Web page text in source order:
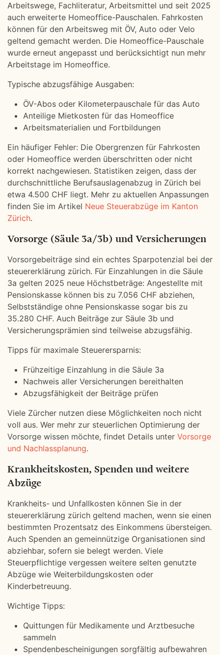
Arbeitswege, Fachliteratur, Arbeitsmittel und seit 2025
auch erweiterte Homeoffice-Pauschalen. Fahrkosten
können für den Arbeitsweg mit ÖV, Auto oder Velo
geltend gemacht werden. Die Homeoffice-Pauschale
wurde erneut angepasst und berücksichtigt nun mehr
Arbeitstage im Homeoffice.
Typische abzugsfähige Ausgaben:
ÖV-Abos oder Kilometerpauschale für das Auto
Anteilige Mietkosten für das Homeoffice
Arbeitsmaterialien und Fortbildungen
Ein häufiger Fehler: Die Obergrenzen für Fahrkosten
oder Homeoffice werden überschritten oder nicht
korrekt nachgewiesen. Statistiken zeigen, dass der
durchschnittliche Berufsauslagenabzug in Zürich bei
etwa 4.500 CHF liegt. Mehr zu aktuellen Anpassungen
finden Sie im Artikel Neue Steuerabzüge im Kanton
Zürich.
Vorsorge (Säule 3a/3b) und Versicherungen
Vorsorgebeiträge sind ein echtes Sparpotenzial bei der
steuererklärung zürich. Für Einzahlungen in die Säule
3a gelten 2025 neue Höchstbeträge: Angestellte mit
Pensionskasse können bis zu 7.056 CHF abziehen,
Selbstständige ohne Pensionskasse sogar bis zu
35.280 CHF. Auch Beiträge zur Säule 3b und
Versicherungsprämien sind teilweise abzugsfähig.
Tipps für maximale Steuerersparnis:
Frühzeitige Einzahlung in die Säule 3a
Nachweis aller Versicherungen bereithalten
Abzugsfähigkeit der Beiträge prüfen
Viele Zürcher nutzen diese Möglichkeiten noch nicht
voll aus. Wer mehr zur steuerlichen Optimierung der
Vorsorge wissen möchte, findet Details unter Vorsorge
und Nachlassplanung.
Krankheitskosten, Spenden und weitere
Abzüge
Krankheits- und Unfallkosten können Sie in der
steuererklärung zürich geltend machen, wenn sie einen
bestimmten Prozentsatz des Einkommens übersteigen.
Auch Spenden an gemeinnützige Organisationen sind
abziehbar, sofern sie belegt werden. Viele
Steuerpflichtige vergessen weitere selten genutzte
Abzüge wie Weiterbildungskosten oder
Kinderbetreuung.
Wichtige Tipps:
Quittungen für Medikamente und Arztbesuche
sammeln
Spendenbescheinigungen sorgfältig aufbewahren